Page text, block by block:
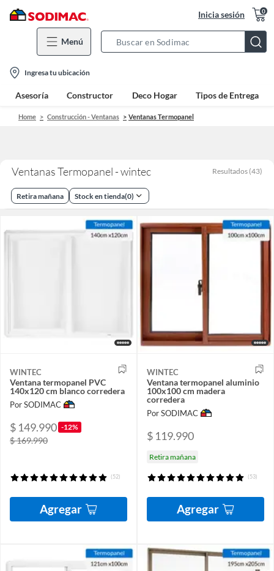
Inicia sesión 0
Menú
Bar
location-
icon
Ingresa tu ubicación
Asesoría Constructor Deco Hogar Tipos de Entrega
Home Construcción - Ventanas Ventanas Termopanel
Ventanas Termopanel - wintec Resultados (43)
Retira mañana Stock en tienda(0)
WINTEC
Ventana termopanel PVC
140x120 cm blanco corredera
Por SODIMAC
$ 149.990 -12%
$ 169.990
(52)
Agregar
WINTEC
Ventana termopanel aluminio
100x100 cm madera
corredera
Por SODIMAC
$ 119.990
Retira mañana
(53)
Agregar